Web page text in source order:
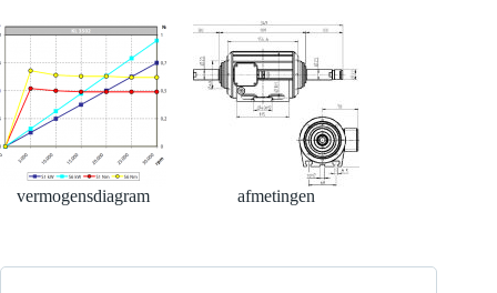
vermogensdiagram afmetingen